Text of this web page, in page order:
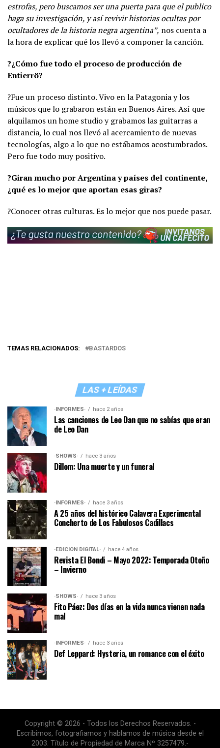
estrofas, pero buscamos ser una puerta para que el publico
haga su investigación, y así revivir historias ocultas por
ocultadores de la historia negra argentina”, nos cuenta a
la hora de explicar qué los llevó a componer la canción.
?¿Cómo fue todo el proceso de producción de
Entierrö?
?Fue un proceso distinto. Vivo en la Patagonia y los
músicos que lo grabaron están en Buenos Aires. Así que
alquilamos un home studio y grabamos las guitarras a
distancia, lo cual nos llevó al acercamiento de nuevas
tecnologías, algo a lo que no estábamos acostumbrados.
Pero fue todo muy positivo.
?Giran mucho por Argentina y países del continente,
¿qué es lo mejor que aportan esas giras?
?Conocer otras culturas. Es lo mejor que nos puede pasar.
TEMAS RELACIONADOS: BASTARDOS
LAS + LEÍDAS
·INFORMES· hace 2 años
Las canciones de Leo Dan que no sabías que eran
de Leo Dan
·SHOWS· hace 3 años
Dillom: Una muerte y un funeral
·INFORMES· hace 3 años
A 25 años del histórico Calavera Experimental
Concherto de Los Fabulosos Cadillacs
·EDICIÓN DIGITAL· hace 4 años
Revista El Bondi – Mayo 2022: Temporada Otoño
– Invierno
·SHOWS· hace 3 años
Fito Páez: Dos días en la vida nunca vienen nada
mal
·INFORMES· hace 3 años
Def Leppard: Hysteria, un romance con el éxito
Copyright © 2026 - Todos los Derechos Reservados. -
Escribimos, fotografiamos y hablamos de música desde el
2003. Título de Propiedad de Marca Nº 3257479.-